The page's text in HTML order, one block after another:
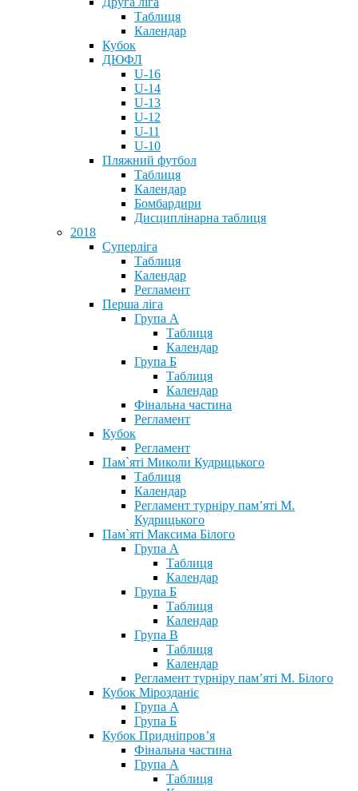
Таблиця
Календар
Кубок
ДЮФЛ
U-16
U-14
U-13
U-12
U-11
U-10
Пляжний футбол
Таблиця
Календар
Бомбардири
Дисциплінарна таблиця
2018
Суперліга
Таблиця
Календар
Регламент
Перша ліга
Група А
Таблиця
Календар
Група Б
Таблиця
Календар
Фінальна частина
Регламент
Кубок
Регламент
Пам`яті Миколи Кудрицького
Таблиця
Календар
Регламент турніру пам’яті М.
Кудрицького
Пам`яті Максима Білого
Група А
Таблиця
Календар
Група Б
Таблиця
Календар
Група В
Таблиця
Календар
Регламент турніру пам’яті М. Білого
Кубок Мірозданіє
Група А
Група Б
Кубок Придніпров’я
Фінальна частина
Група А
Таблиця